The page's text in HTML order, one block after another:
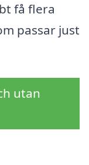
få flera
passar just
utan